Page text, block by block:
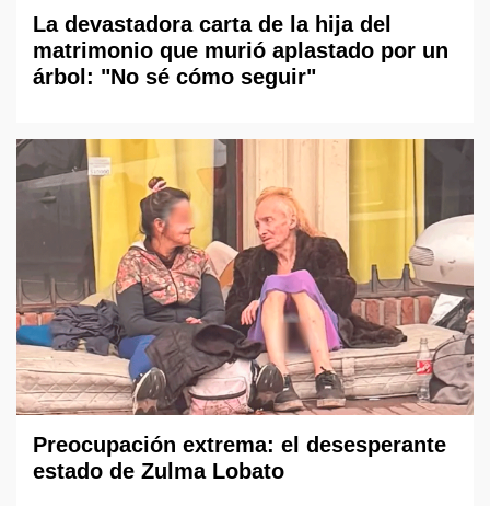
La devastadora carta de la hija del
matrimonio que murió aplastado por un
árbol: "No sé cómo seguir"
Preocupación extrema: el desesperante
estado de Zulma Lobato